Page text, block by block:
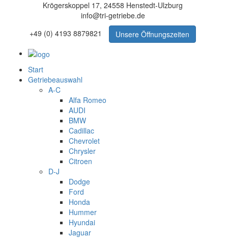
Krögerskoppel 17, 24558 Henstedt-Ulzburg
info@tri-getriebe.de
+49 (0) 4193 8879821
Unsere Öffnungszeiten
Start
Getriebeauswahl
A-C
Alfa Romeo
AUDI
BMW
Cadillac
Chevrolet
Chrysler
Citroen
D-J
Dodge
Ford
Honda
Hummer
Hyundai
Jaguar